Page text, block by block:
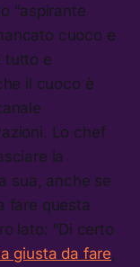
“aspirante
cuoco e
tutto e
il cuoco è
Lo chef
la
sua, anche se
fare questa
lato: “Di certo
giusta da fare